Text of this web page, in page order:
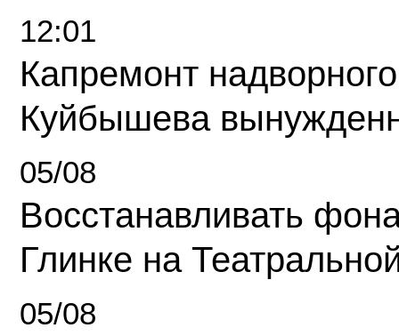
12:01
Капремонт
Куйбышева
05/08
Восстанавливать
Глинке на
05/08